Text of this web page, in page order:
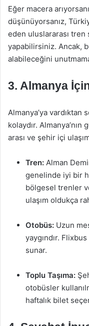
Eğer macera
düşünüyorsanız,
eden uluslararası tren
yapabilirsiniz. Ancak,
alabileceğini
3. Almanya
Almanya’ya vardıktan
kolaydır.
arası ve şehir içi
Tren: Alman
genelinde iyi bir
bölgesel trenler
ulaşım oldukça
Otobüs: Uzun
yaygındır.
sunar.
Toplu Taşıma:
otobüsler
haftalık bilet